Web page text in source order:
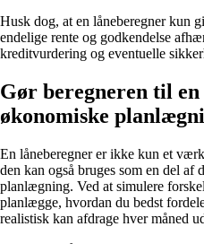
Husk dog, at en låneberegner kun
endelige rente og godkendelse
kreditvurdering og eventuelle
Gør beregneren til
økonomiske
En låneberegner er ikke kun et
den kan også bruges som en del af
planlægning. Ved at simulere
planlægge, hvordan du bedst
realistisk kan afdrage hver måned